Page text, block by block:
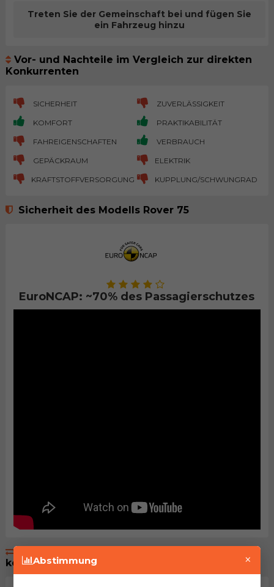
Treten Sie der Gemeinschaft bei und fügen Sie
ein Fahrzeug hinzu
Vor- und Nachteile im Vergleich zur direkten
Konkurrenten
SICHERHEIT ZUVERLÄSSIGKEIT
KOMFORT PRAKTIKABILITÄT
FAHREIGENSCHAFTEN VERBRAUCH
GEPÄCKRAUM ELEKTRIK
KRAFTSTOFFVERSORGUNG KUPPLUNG/SCHWUNGRAD
Sicherheit des Modells Rover 75
EuroNCAP: ~70% des Passagierschutzes
könnten...Abstimmung ×